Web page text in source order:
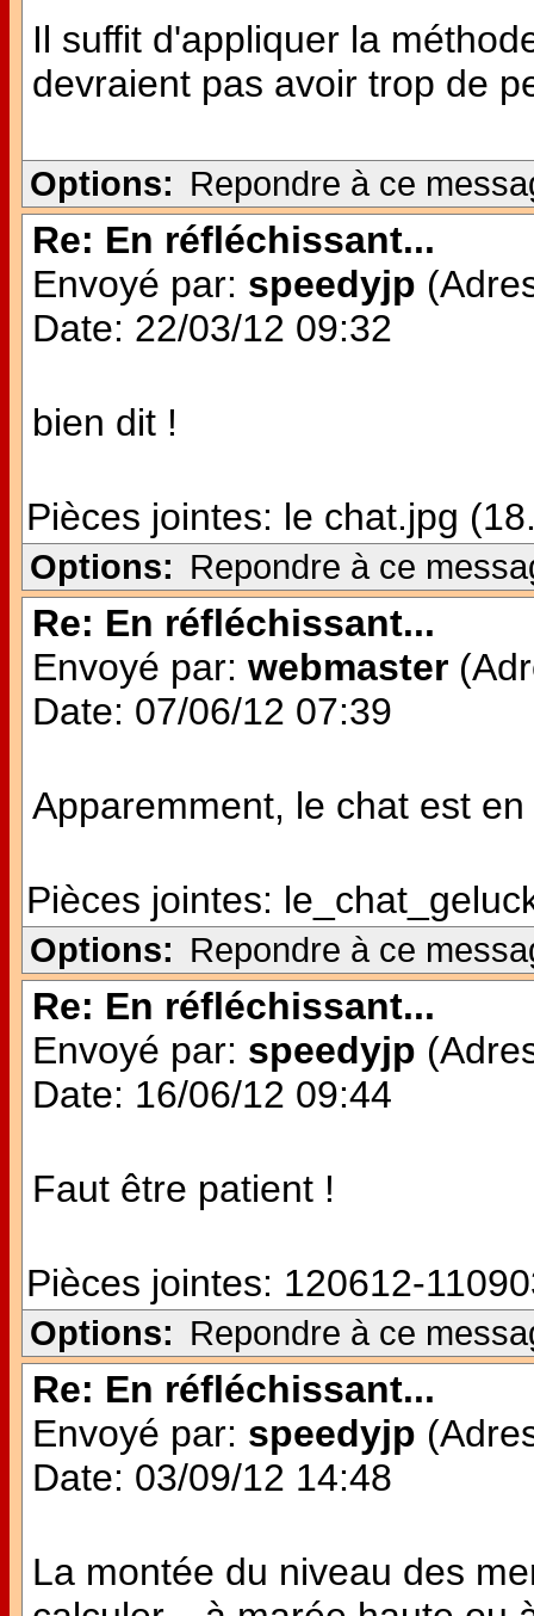
Il suffit d'appliquer la
devraient pas avoir trop de
Options: Repondre à ce
Re: En réfléchissant...
Envoyé par: speedyjp
Date: 22/03/12 09:32
bien dit !
Pièces jointes: le chat.jpg
Options: Repondre à ce
Re: En réfléchissant...
Envoyé par: webmaster
Date: 07/06/12 07:39
Apparemment, le chat est
Pièces jointes:
Options: Repondre à ce
Re: En réfléchissant...
Envoyé par: speedyjp
Date: 16/06/12 09:44
Faut être patient !
Pièces jointes: 120612-
Options: Repondre à ce
Re: En réfléchissant...
Envoyé par: speedyjp
Date: 03/09/12 14:48
La montée du niveau des